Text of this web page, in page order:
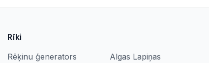
Rīki
Rēķinu ģenerators
Algas Lapiņas